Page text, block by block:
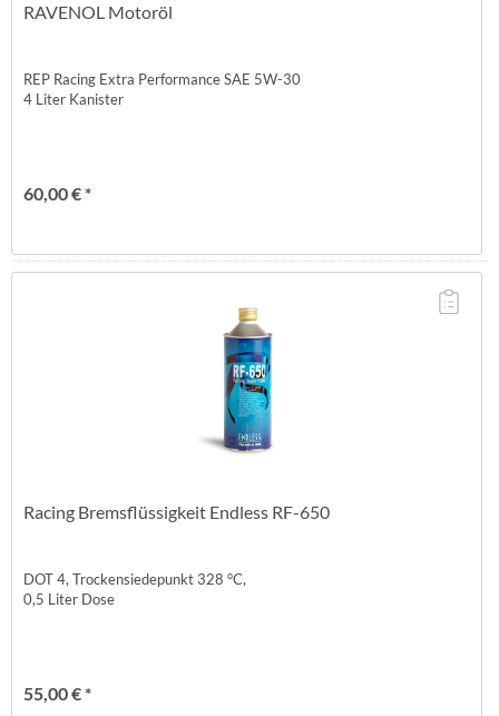
RAVENOL Motoröl
REP Racing Extra Performance SAE 5W-30
4 Liter Kanister
60,00 € *
Racing Bremsflüssigkeit Endless RF-650
DOT 4, Trockensiedepunkt 328 °C,
0,5 Liter Dose
55,00 € *